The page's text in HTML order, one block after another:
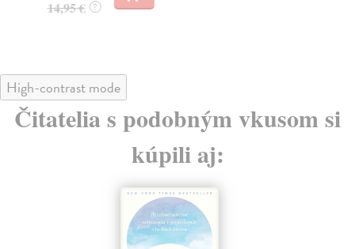
14,95 € ?
High-contrast mode
Čitatelia s podobným vkusom si
kúpili aj: